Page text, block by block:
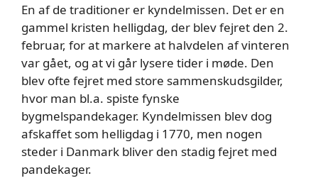
En af de traditioner er kyndelmissen. Det er en
gammel kristen helligdag, der blev fejret den 2.
februar, for at markere at halvdelen af vinteren
var gået, og at vi går lysere tider i møde. Den
blev ofte fejret med store sammenskudsgilder,
hvor man bl.a. spiste fynske
bygmelspandekager. Kyndelmissen blev dog
afskaffet som helligdag i 1770, men nogen
steder i Danmark bliver den stadig fejret med
pandekager.